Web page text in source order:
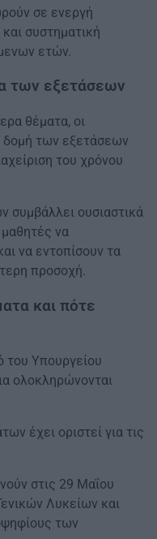
σε ενεργή
συστηματική
ετών.
των εξετάσεων
θέματα, οι
δομή των εξετάσεων
του χρόνου
ουσιαστικά
να
να εντοπίσουν τα
προσοχή.
και πότε
του Υπουργείου
ολοκληρώνονται
έχει οριστεί για τις
στις 29 Μαΐου
Λυκείων και
των